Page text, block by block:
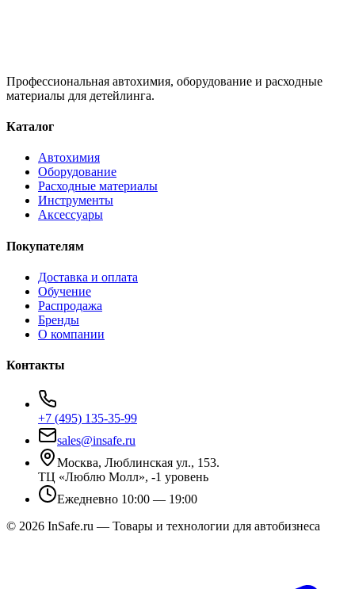
Профессиональная автохимия, оборудование и расходные
материалы для детейлинга.
Каталог
Автохимия
Оборудование
Расходные материалы
Инструменты
Аксессуары
Покупателям
Доставка и оплата
Обучение
Распродажа
Бренды
О компании
Контакты
+7 (495) 135-35-99
sales@insafe.ru
Москва, Люблинская ул., 153.
ТЦ «Люблю Молл», -1 уровень
Ежедневно 10:00 — 19:00
© 2026 InSafe.ru — Товары и технологии для автобизнеса